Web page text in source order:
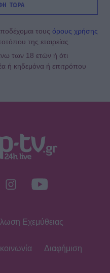
την
ΤΩΡΑ
τους όρους χρήσης
της εταιρείας
των 18 ετών ή ότι
ή κηδεμόνα ή επιτρόπου
Εχεμύθειας
Διαφήμιση